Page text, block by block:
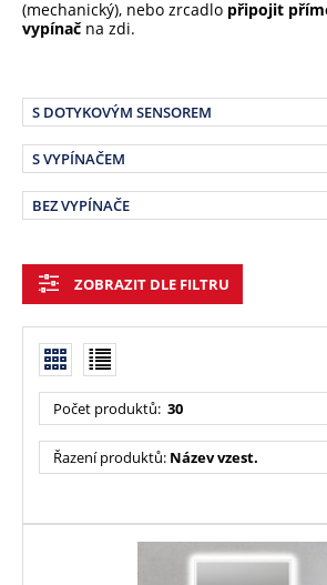
(mechanický), nebo zrcadlo připojit
vypínač na zdi.
S DOTYKOVÝM SENSOREM
S VYPÍNAČEM
BEZ VYPÍNAČE
ZOBRAZIT DLE FILTRU
Počet produktů: 30
Řazení produktů: Název vzest.